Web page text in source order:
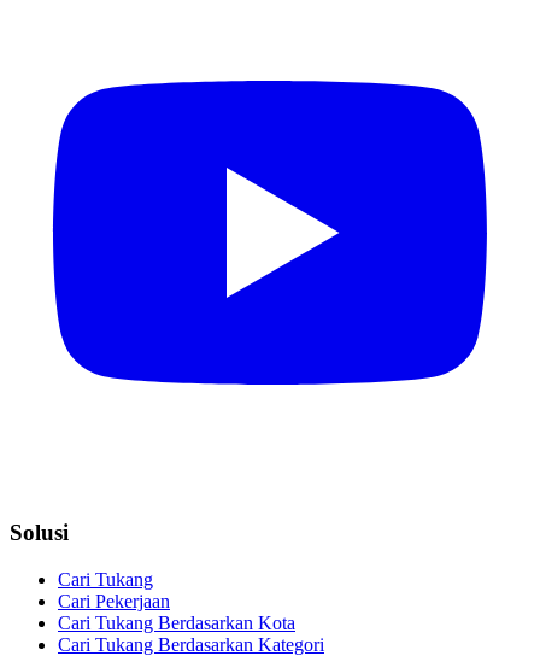
Solusi
Cari Tukang
Cari Pekerjaan
Cari Tukang Berdasarkan Kota
Cari Tukang Berdasarkan Kategori